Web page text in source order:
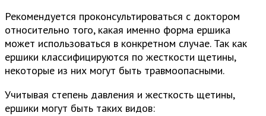
Рекомендуется проконсультироваться с доктором
относительно того, какая именно форма ершика
может использоваться в конкретном случае. Так как
ершики классифицируются по жесткости щетины,
некоторые из них могут быть травмоопасными.
Учитывая степень давления и жесткость щетины,
ершики могут быть таких видов: